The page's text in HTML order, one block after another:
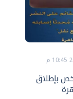
بإطلاق